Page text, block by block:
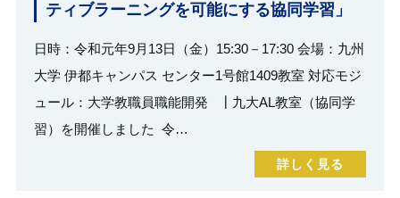
ティブラーニングを可能にする協同学習」
日時：令和元年9月13日（金）15:30－17:30 会場：九州
大学 伊都キャンパス センター1号館1409教室 対応モジ
ュール：大学教職員職能開発 ┃九大AL教室（協同学
習）を開催しました 令…
詳しく見る